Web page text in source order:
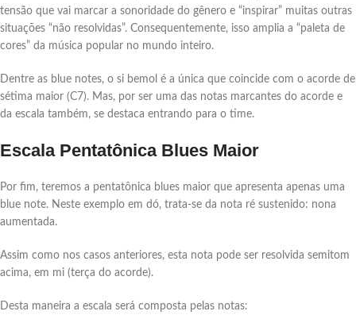
tensão que vai marcar a sonoridade do gênero e “inspirar” muitas outras
situações “não resolvidas”. Consequentemente, isso amplia a “paleta de
cores” da música popular no mundo inteiro.
Dentre as blue notes, o si bemol é a única que coincide com o acorde de
sétima maior (C7). Mas, por ser uma das notas marcantes do acorde e
da escala também, se destaca entrando para o time.
Escala Pentatônica Blues Maior
Por fim, teremos a pentatônica blues maior que apresenta apenas uma
blue note. Neste exemplo em dó, trata-se da nota ré sustenido: nona
aumentada.
Assim como nos casos anteriores, esta nota pode ser resolvida semitom
acima, em mi (terça do acorde).
Desta maneira a escala será composta pelas notas: